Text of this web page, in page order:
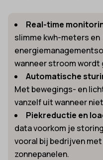
Real-time
slimme kwh-meters en
wanneer stroom wordt
Automatische
Met bewegings- en
vanzelf uit wanneer
Piekreductie en
data voorkom je
vooral bij bedrijven
zonnepanelen.